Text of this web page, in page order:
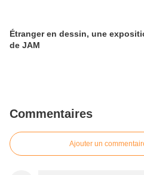
Étranger en dessin, une
de JAM
Commentaires
Ajouter un